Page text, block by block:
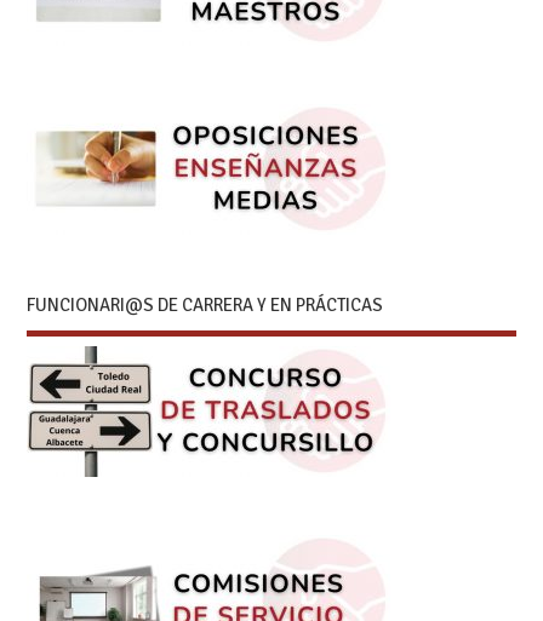
FUNCIONARI@S DE CARRERA Y EN PRÁCTICAS